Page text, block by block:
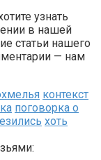
узнать
в нашей
статьи нашего
— нам
контекст
поговорка о
хоть